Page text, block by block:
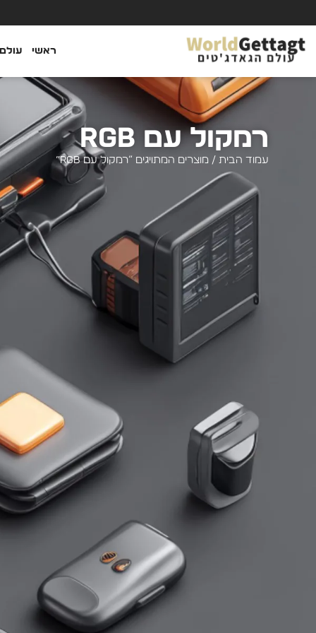
ראשי
רמקול עם RGB
עמוד הבית / מוצרים המתויגים “רמקול עם RGB”